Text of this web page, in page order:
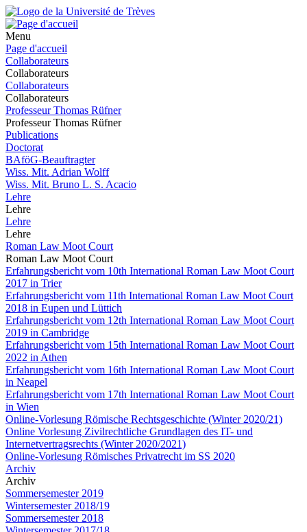
Menu
Page d'accueil
Collaborateurs
Collaborateurs
Collaborateurs
Collaborateurs
Professeur Thomas Rüfner
Professeur Thomas Rüfner
Publications
Doctorat
BAföG-Beauftragter
Wiss. Mit. Adrian Wolff
Wiss. Mit. Bruno L. S. Acacio
Lehre
Lehre
Lehre
Lehre
Roman Law Moot Court
Roman Law Moot Court
Erfahrungsbericht vom 10th International Roman Law Moot Court
2017 in Trier
Erfahrungsbericht vom 11th International Roman Law Moot Court
2018 in Eupen und Lüttich
Erfahrungsbericht vom 12th International Roman Law Moot Court
2019 in Cambridge
Erfahrungsbericht vom 15th International Roman Law Moot Court
2022 in Athen
Erfahrungsbericht vom 16th International Roman Law Moot Court
in Neapel
Erfahrungsbericht vom 17th International Roman Law Moot Court
in Wien
Online-Vorlesung Römische Rechtsgeschichte (Winter 2020/21)
Online Vorlesung Zivilrechtliche Grundlagen des IT- und
Internetvertragsrechts (Winter 2020/2021)
Online-Vorlesung Römisches Privatrecht im SS 2020
Archiv
Archiv
Sommersemester 2019
Wintersemester 2018/19
Sommersemester 2018